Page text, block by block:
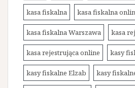
kasa fiskalna kasa fiskalna
kasa fiskalna Warszawa kasa
kasa rejestrująca online kasy
kasy fiskalne Elzab kasy